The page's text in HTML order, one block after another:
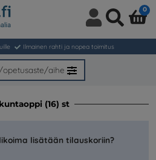
sisään/
Liity
0
Ilmainen rahti ja nopea toimitus
aihe
(16) st
lisätään tilauskoriin?